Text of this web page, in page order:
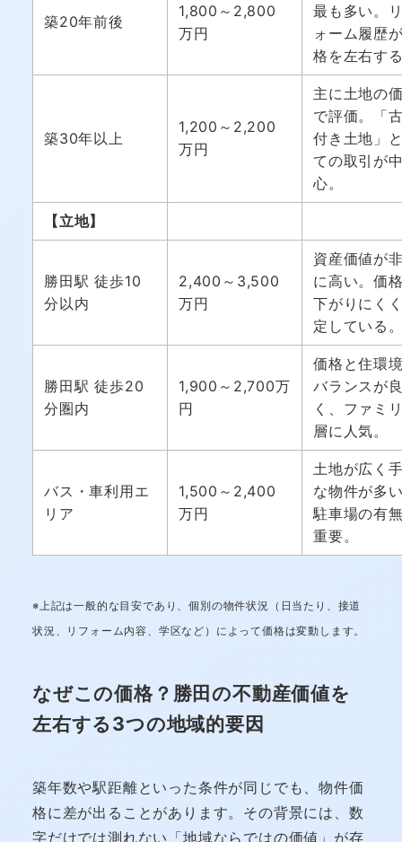
築20年前後
1,800～2,800
万円
最も多い。
ォーム履歴
格を左右す
築30年以上
1,200～2,200
万円
主に土地の
で評価。「
付き土地」
ての取引が
心。
【立地】
勝田駅 徒歩10
分以内
2,400～3,500
万円
資産価値が
に高い。価
下がりにく
定している
勝田駅 徒歩20
分圏内
1,900～2,700万
円
価格と住環
バランスが
く、ファミ
層に人気。
バス・車利用エ
リア
1,500～2,400
万円
土地が広く
な物件が多
駐車場の有
重要。
※上記は一般的な目安であり、個別の物件状況（日当たり、接道
状況、リフォーム内容、学区など）によって価格は変動します。
なぜこの価格？勝田の不動産価値を
左右する3つの地域的要因
築年数や駅距離といった条件が同じでも、物件価
格に差が出ることがあります。その背景には、数
字だけでは測れない「地域ならではの価値」が存